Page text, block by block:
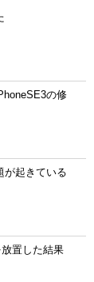
の修
が起きている
放置した結果